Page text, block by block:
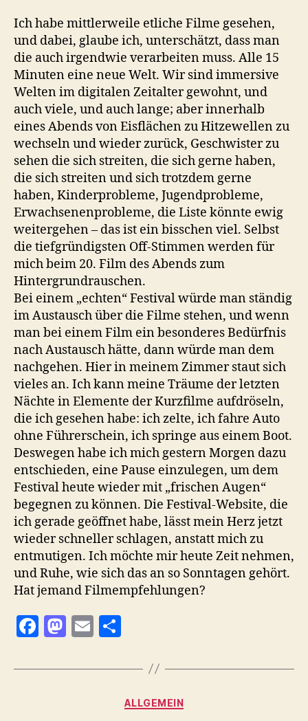
Ich habe mittlerweile etliche Filme gesehen,
und dabei, glaube ich, unterschätzt, dass man
die auch irgendwie verarbeiten muss. Alle 15
Minuten eine neue Welt. Wir sind immersive
Welten im digitalen Zeitalter gewohnt, und
auch viele, und auch lange; aber innerhalb
eines Abends von Eisflächen zu Hitzewellen zu
wechseln und wieder zurück, Geschwister zu
sehen die sich streiten, die sich gerne haben,
die sich streiten und sich trotzdem gerne
haben, Kinderprobleme, Jugendprobleme,
Erwachsenenprobleme, die Liste könnte ewig
weitergehen – das ist ein bisschen viel. Selbst
die tiefgründigsten Off-Stimmen werden für
mich beim 20. Film des Abends zum
Hintergrundrauschen.
Bei einem „echten“ Festival würde man ständig
im Austausch über die Filme stehen, und wenn
man bei einem Film ein besonderes Bedürfnis
nach Austausch hätte, dann würde man dem
nachgehen. Hier in meinem Zimmer staut sich
vieles an. Ich kann meine Träume der letzten
Nächte in Elemente der Kurzfilme aufdröseln,
die ich gesehen habe: ich zelte, ich fahre Auto
ohne Führerschein, ich springe aus einem Boot.
Deswegen habe ich mich gestern Morgen dazu
entschieden, eine Pause einzulegen, um dem
Festival heute wieder mit „frischen Augen“
begegnen zu können. Die Festival-Website, die
ich gerade geöffnet habe, lässt mein Herz jetzt
wieder schneller schlagen, anstatt mich zu
entmutigen. Ich möchte mir heute Zeit nehmen,
und Ruhe, wie sich das an so Sonntagen gehört.
Hat jemand Filmempfehlungen?
F
c
M
to
E
ai le
n
Kategorien
ALLGEMEIN